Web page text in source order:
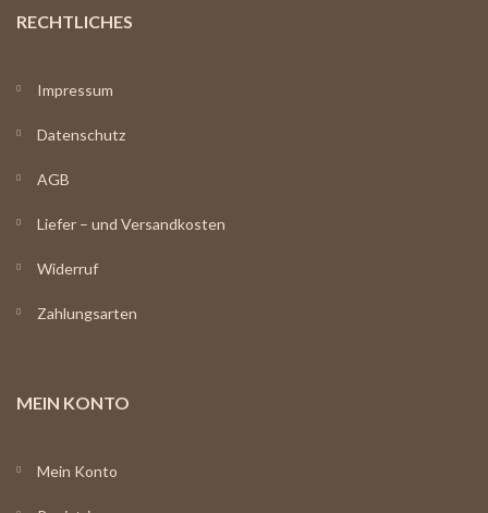
RECHTLICHES
Impressum
Datenschutz
AGB
Liefer – und Versandkosten
Widerruf
Zahlungsarten
MEIN KONTO
Mein Konto